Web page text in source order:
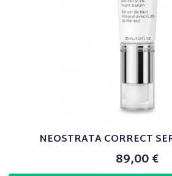
NEOSTRATA CORRECT
89,00 €